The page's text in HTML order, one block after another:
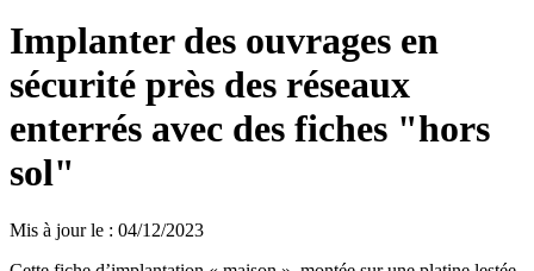
Implanter des ouvrages en
sécurité près des réseaux
enterrés avec des fiches "hors
sol"
Mis à jour le : 04/12/2023